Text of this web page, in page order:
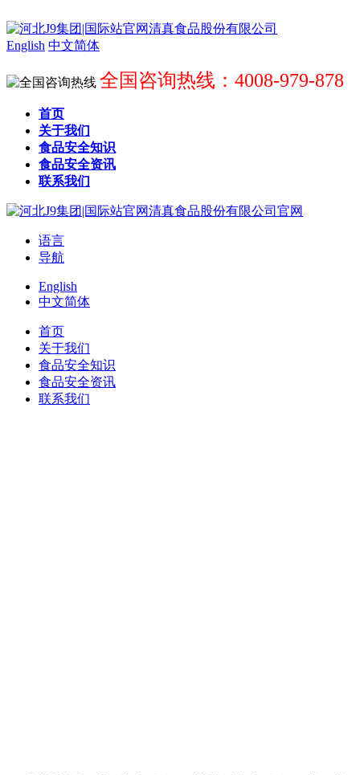
English 中文简体
全国咨询热线：4008-979-878
首页
关于我们
食品安全知识
食品安全资讯
联系我们
语言
导航
English
中文简体
首页
关于我们
食品安全知识
食品安全资讯
联系我们